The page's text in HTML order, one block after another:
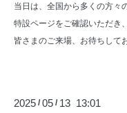
当日は、全国から多くの方々
特設ページをご確認いただき
皆さまのご来場、お待ちして
2025 /05 / 13 13:01